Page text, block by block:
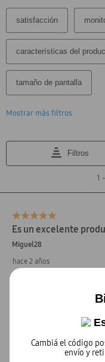
Cambiá el código
envío y